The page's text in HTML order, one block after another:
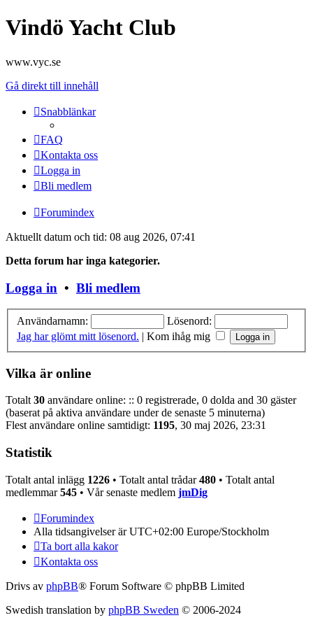
Vindö Yacht Club
www.vyc.se
Gå direkt till innehåll
Snabblänkar
FAQ
Kontakta oss
Logga in
Bli medlem
Forumindex
Aktuellt datum och tid: 08 aug 2026, 07:41
Detta forum har inga kategorier.
Logga in • Bli medlem
Användarnamn:
Lösenord:
Jag har glömt mitt lösenord. | Kom ihåg mig
Vilka är online
Totalt 30 användare online: :: 0 registrerade, 0 dolda and 30 gäster
(baserat på aktiva användare under de senaste 5 minuterna)
Flest användare online samtidigt: 1195, 30 maj 2026, 23:31
Statistik
Totalt antal inlägg 1226 • Totalt antal trådar480 • Totalt antal
medlemmar545 • Vår senaste medlem jmDig
Forumindex
Alla tidsangivelser är UTC+02:00 Europe/Stockholm
Ta bort alla kakor
Kontakta oss
Drivs av phpBB® Forum Software © phpBB Limited
Swedish translation by phpBB Sweden © 2006-2024